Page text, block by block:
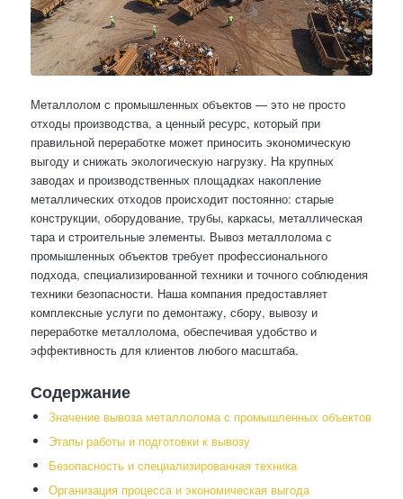
Металлолом с промышленных объектов — это не просто
отходы производства, а ценный ресурс, который при
правильной переработке может приносить экономическую
выгоду и снижать экологическую нагрузку. На крупных
заводах и производственных площадках накопление
металлических отходов происходит постоянно: старые
конструкции, оборудование, трубы, каркасы, металлическая
тара и строительные элементы. Вывоз металлолома с
промышленных объектов требует профессионального
подхода, специализированной техники и точного соблюдения
техники безопасности. Наша компания предоставляет
комплексные услуги по демонтажу, сбору, вывозу и
переработке металлолома, обеспечивая удобство и
эффективность для клиентов любого масштаба.
Содержание
Значение вывоза металлолома с промышленных объектов
Этапы работы и подготовки к вывозу
Безопасность и специализированная техника
Организация процесса и экономическая выгода